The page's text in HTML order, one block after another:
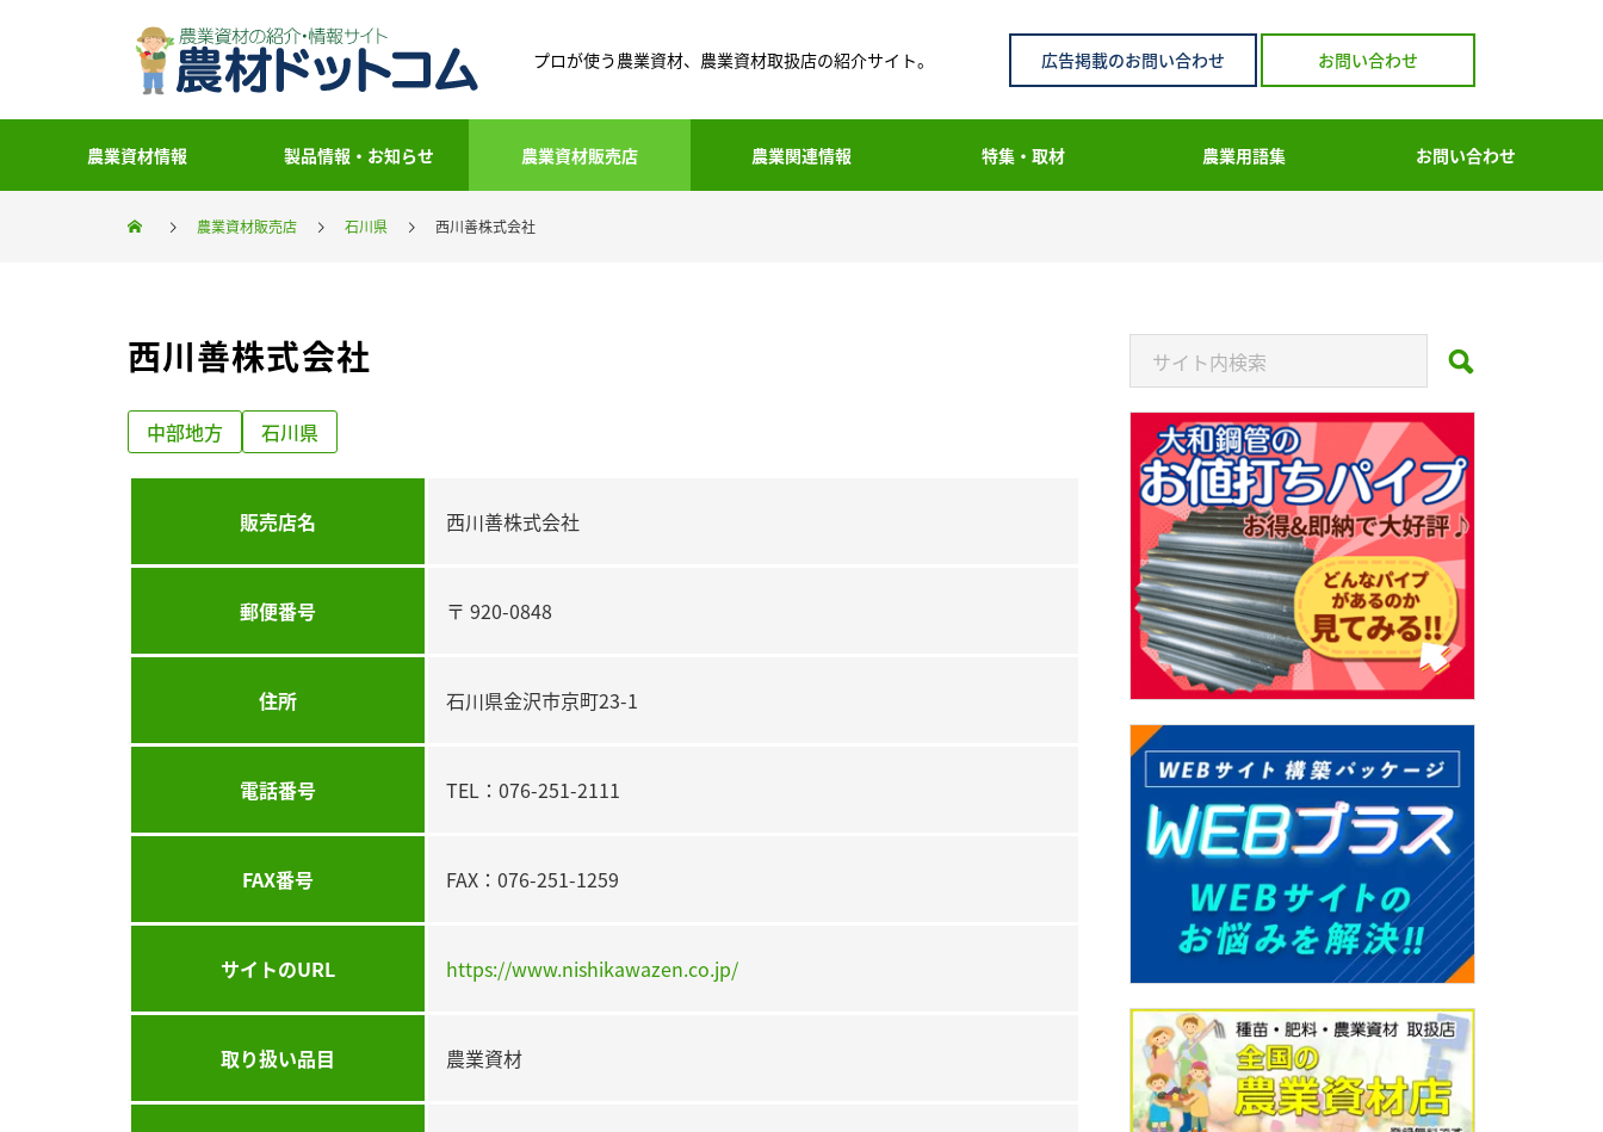
プロが使う農業資材、農業資材取扱店の紹介サイト。 広告掲載のお問い合わせ お問い合わせ
農業資材情報 製品情報・お知らせ 農業資材販売店 農業関連情報 特集・取材 農業用語集 お問い合わせ
農業資材販売店 石川県 西川善株式会社
西川善株式会社
中部地方 石川県
販売店名 西川善株式会社
郵便番号 〒 920-0848
住所 石川県金沢市京町23-1
電話番号 TEL：076-251-2111
FAX番号 FAX：076-251-1259
サイトのURL https://www.nishikawazen.co.jp/
取り扱い品目 農業資材